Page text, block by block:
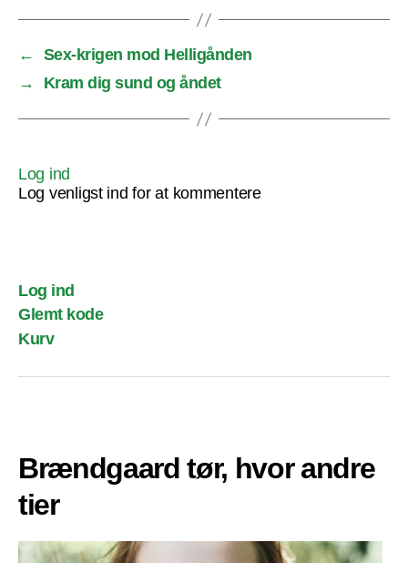
←
Sex-krigen mod Helligånden
→
Kram dig sund og åndet
Log ind
Log venligst ind for at kommentere
Log ind
Glemt kode
Kurv
Brændgaard tør, hvor andre
tier